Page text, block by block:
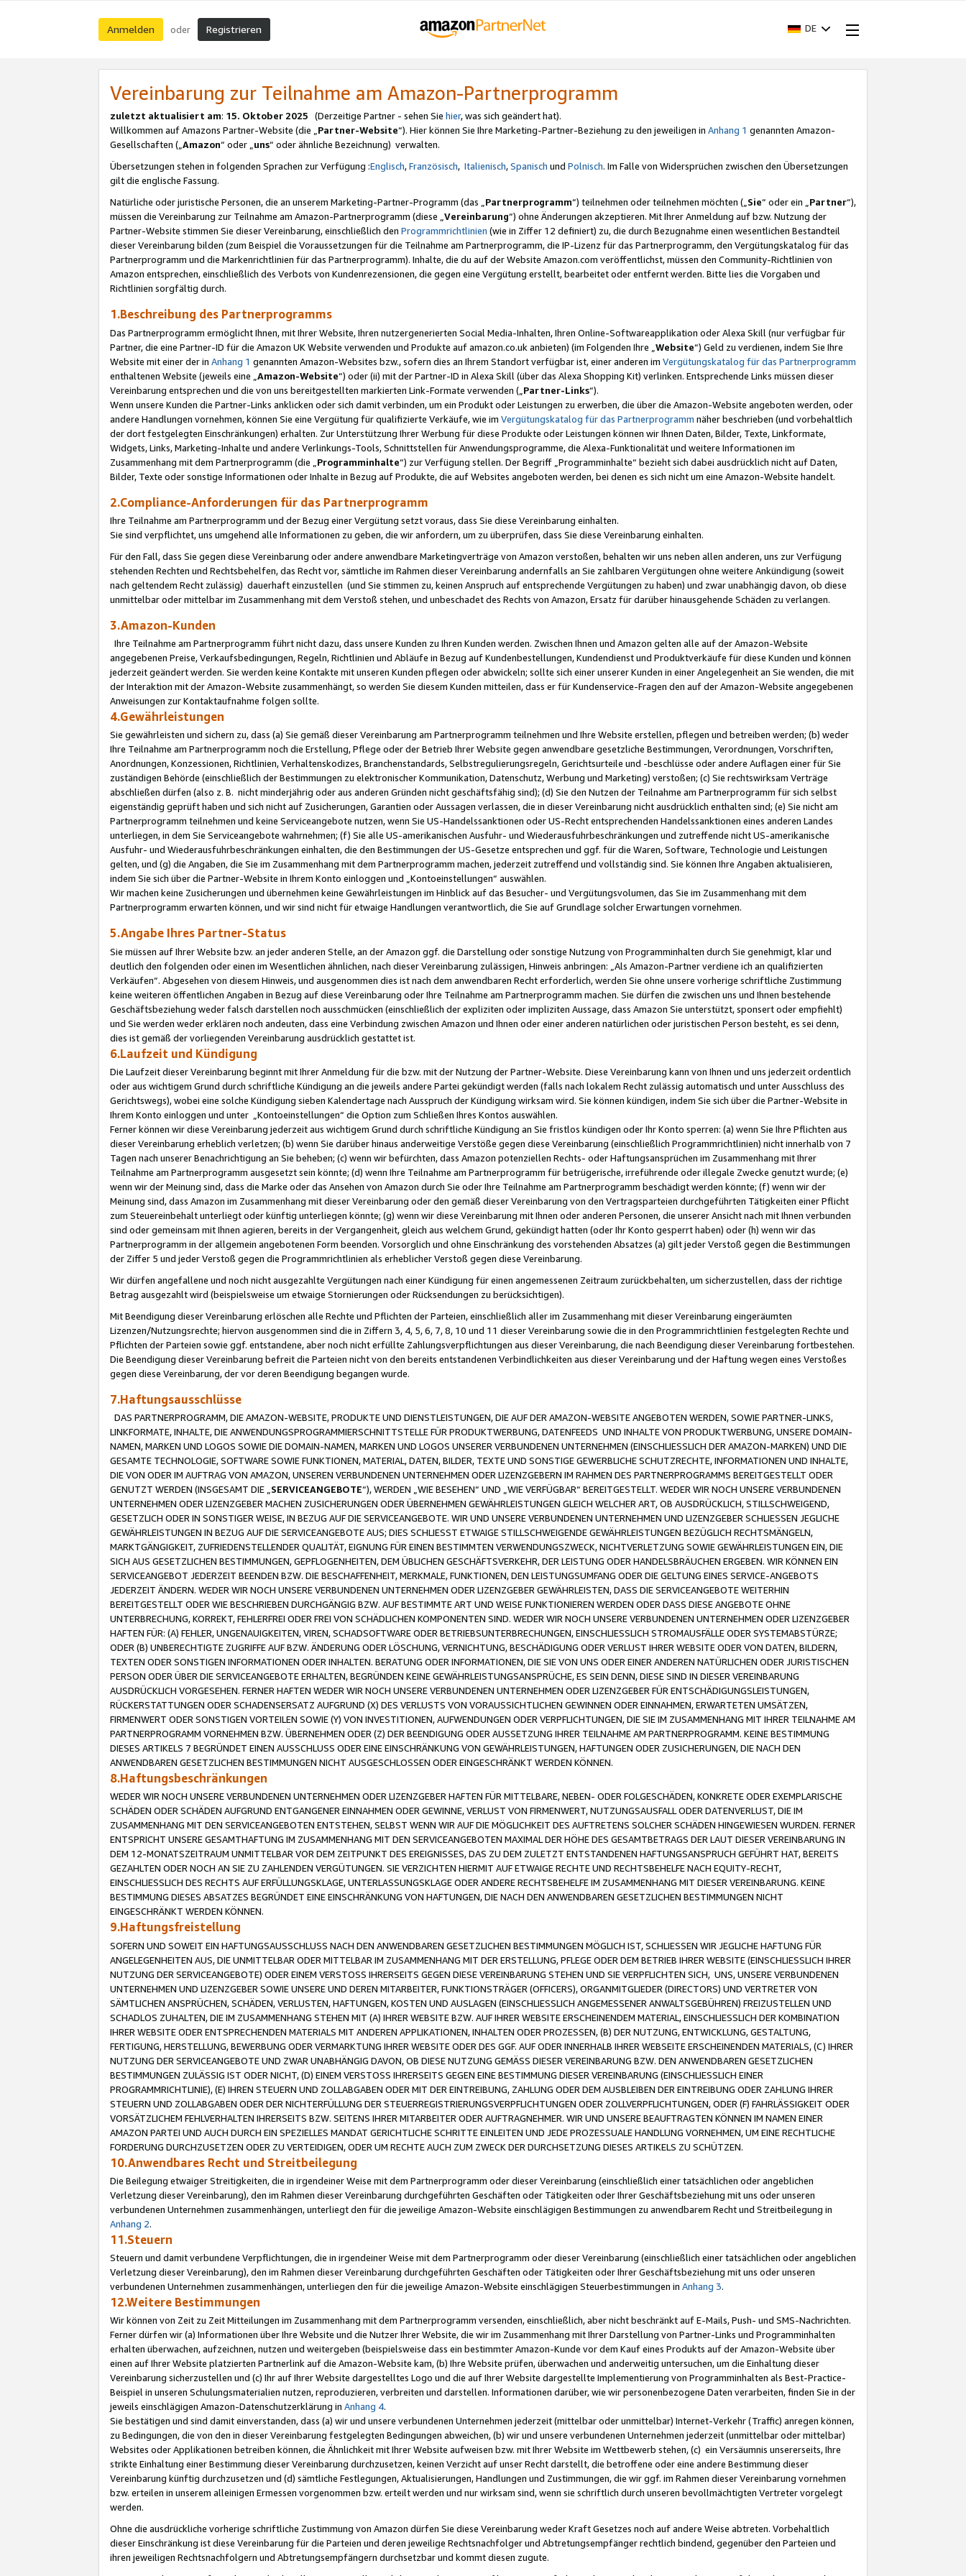
Anmelden oder Registrieren DE
Vereinbarung zur Teilnahme am Amazon-Partnerprogramm
zuletzt aktualisiert am: 15. Oktober 2025 (Derzeitige Partner - sehen Sie hier, was sich geändert hat).
Willkommen auf Amazons Partner-Website (die „Partner-Website“). Hier können Sie Ihre Marketing-Partner-Beziehung zu den jeweiligen in Anhang 1 genannten Amazon-
Gesellschaften („Amazon“ oder „uns“ oder ähnliche Bezeichnung) verwalten.
Übersetzungen stehen in folgenden Sprachen zur Verfügung :Englisch,Französisch, Italienisch,Spanisch und Polnisch. Im Falle von Widersprüchen zwischen den Übersetzungen
gilt die englische Fassung.
Natürliche oder juristische Personen, die an unserem Marketing-Partner-Programm (das „Partnerprogramm“) teilnehmen oder teilnehmen möchten („Sie“ oder ein „Partner“),
müssen die Vereinbarung zur Teilnahme am Amazon-Partnerprogramm (diese „Vereinbarung“) ohne Änderungen akzeptieren. Mit Ihrer Anmeldung auf bzw. Nutzung der
Partner-Website stimmen Sie dieser Vereinbarung, einschließlich den Programmrichtlinien (wie in Ziffer 12 definiert) zu, die durch Bezugnahme einen wesentlichen Bestandteil
dieser Vereinbarung bilden (zum Beispiel die Voraussetzungen für die Teilnahme am Partnerprogramm, die IP-Lizenz für das Partnerprogramm, den Vergütungskatalog für das
Partnerprogramm und die Markenrichtlinien für das Partnerprogramm). Inhalte, die du auf der Website Amazon.com veröffentlichst, müssen den Community-Richtlinien von
Amazon entsprechen, einschließlich des Verbots von Kundenrezensionen, die gegen eine Vergütung erstellt, bearbeitet oder entfernt werden. Bitte lies die Vorgaben und
Richtlinien sorgfältig durch.
1.Beschreibung des Partnerprogramms
Das Partnerprogramm ermöglicht Ihnen, mit Ihrer Website, Ihren nutzergenerierten Social Media-Inhalten, Ihren Online-Softwareapplikation oder Alexa Skill (nur verfügbar für
Partner, die eine Partner-ID für die Amazon UK Website verwenden und Produkte auf amazon.co.uk anbieten) (im Folgenden Ihre „ Website“) Geld zu verdienen, indem Sie Ihre
Website mit einer der in Anhang 1 genannten Amazon-Websites bzw., sofern dies an Ihrem Standort verfügbar ist, einer anderen im Vergütungskatalog für das Partnerprogramm
enthaltenen Website (jeweils eine „ Amazon-Website“) oder (ii) mit der Partner-ID in Alexa Skill (über das Alexa Shopping Kit) verlinken. Entsprechende Links müssen dieser
Vereinbarung entsprechen und die von uns bereitgestellten markierten Link-Formate verwenden („ Partner-Links“).
Wenn unsere Kunden die Partner-Links anklicken oder sich damit verbinden, um ein Produkt oder Leistungen zu erwerben, die über die Amazon-Website angeboten werden, oder
andere Handlungen vornehmen, können Sie eine Vergütung für qualifizierte Verkäufe, wie im Vergütungskatalog für das Partnerprogramm näher beschrieben (und vorbehaltlich
der dort festgelegten Einschränkungen) erhalten. Zur Unterstützung Ihrer Werbung für diese Produkte oder Leistungen können wir Ihnen Daten, Bilder, Texte, Linkformate,
Widgets, Links, Marketing-Inhalte und andere Verlinkungs-Tools, Schnittstellen für Anwendungsprogramme, die Alexa-Funktionalität und weitere Informationen im
Zusammenhang mit dem Partnerprogramm (die „ Programminhalte“) zur Verfügung stellen. Der Begriff „Programminhalte“ bezieht sich dabei ausdrücklich nicht auf Daten,
Bilder, Texte oder sonstige Informationen oder Inhalte in Bezug auf Produkte, die auf Websites angeboten werden, bei denen es sich nicht um eine Amazon-Website handelt.
2.Compliance-Anforderungen für das Partnerprogramm
Ihre Teilnahme am Partnerprogramm und der Bezug einer Vergütung setzt voraus, dass Sie diese Vereinbarung einhalten.
Sie sind verpflichtet, uns umgehend alle Informationen zu geben, die wir anfordern, um zu überprüfen, dass Sie diese Vereinbarung einhalten.
Für den Fall, dass Sie gegen diese Vereinbarung oder andere anwendbare Marketingverträge von Amazon verstoßen, behalten wir uns neben allen anderen, uns zur Verfügung
stehenden Rechten und Rechtsbehelfen, das Recht vor, sämtliche im Rahmen dieser Vereinbarung andernfalls an Sie zahlbaren Vergütungen ohne weitere Ankündigung (soweit
nach geltendem Recht zulässig) dauerhaft einzustellen (und Sie stimmen zu, keinen Anspruch auf entsprechende Vergütungen zu haben) und zwar unabhängig davon, ob diese
unmittelbar oder mittelbar im Zusammenhang mit dem Verstoß stehen, und unbeschadet des Rechts von Amazon, Ersatz für darüber hinausgehende Schäden zu verlangen.
3.Amazon-Kunden
Ihre Teilnahme am Partnerprogramm führt nicht dazu, dass unsere Kunden zu Ihren Kunden werden. Zwischen Ihnen und Amazon gelten alle auf der Amazon-Website
angegebenen Preise, Verkaufsbedingungen, Regeln, Richtlinien und Abläufe in Bezug auf Kundenbestellungen, Kundendienst und Produktverkäufe für diese Kunden und können
jederzeit geändert werden. Sie werden keine Kontakte mit unseren Kunden pflegen oder abwickeln; sollte sich einer unserer Kunden in einer Angelegenheit an Sie wenden, die mit
der Interaktion mit der Amazon-Website zusammenhängt, so werden Sie diesem Kunden mitteilen, dass er für Kundenservice-Fragen den auf der Amazon-Website angegebenen
Anweisungen zur Kontaktaufnahme folgen sollte.
4.Gewährleistungen
Sie gewährleisten und sichern zu, dass (a) Sie gemäß dieser Vereinbarung am Partnerprogramm teilnehmen und Ihre Website erstellen, pflegen und betreiben werden; (b) weder
Ihre Teilnahme am Partnerprogramm noch die Erstellung, Pflege oder der Betrieb Ihrer Website gegen anwendbare gesetzliche Bestimmungen, Verordnungen, Vorschriften,
Anordnungen, Konzessionen, Richtlinien, Verhaltenskodizes, Branchenstandards, Selbstregulierungsregeln, Gerichtsurteile und -beschlüsse oder andere Auflagen einer für Sie
zuständigen Behörde (einschließlich der Bestimmungen zu elektronischer Kommunikation, Datenschutz, Werbung und Marketing) verstoßen; (c) Sie rechtswirksam Verträge
abschließen dürfen (also z. B. nicht minderjährig oder aus anderen Gründen nicht geschäftsfähig sind); (d) Sie den Nutzen der Teilnahme am Partnerprogramm für sich selbst
eigenständig geprüft haben und sich nicht auf Zusicherungen, Garantien oder Aussagen verlassen, die in dieser Vereinbarung nicht ausdrücklich enthalten sind; (e) Sie nicht am
Partnerprogramm teilnehmen und keine Serviceangebote nutzen, wenn Sie US-Handelssanktionen oder US-Recht entsprechenden Handelssanktionen eines anderen Landes
unterliegen, in dem Sie Serviceangebote wahrnehmen; (f) Sie alle US-amerikanischen Ausfuhr- und Wiederausfuhrbeschränkungen und zutreffende nicht US-amerikanische
Ausfuhr- und Wiederausfuhrbeschränkungen einhalten, die den Bestimmungen der US-Gesetze entsprechen und ggf. für die Waren, Software, Technologie und Leistungen
gelten, und (g) die Angaben, die Sie im Zusammenhang mit dem Partnerprogramm machen, jederzeit zutreffend und vollständig sind. Sie können Ihre Angaben aktualisieren,
indem Sie sich über die Partner-Website in Ihrem Konto einloggen und „Kontoeinstellungen“ auswählen.
Wir machen keine Zusicherungen und übernehmen keine Gewährleistungen im Hinblick auf das Besucher- und Vergütungsvolumen, das Sie im Zusammenhang mit dem
Partnerprogramm erwarten können, und wir sind nicht für etwaige Handlungen verantwortlich, die Sie auf Grundlage solcher Erwartungen vornehmen.
5.Angabe Ihres Partner-Status
Sie müssen auf Ihrer Website bzw. an jeder anderen Stelle, an der Amazon ggf. die Darstellung oder sonstige Nutzung von Programminhalten durch Sie genehmigt, klar und
deutlich den folgenden oder einen im Wesentlichen ähnlichen, nach dieser Vereinbarung zulässigen, Hinweis anbringen: „Als Amazon-Partner verdiene ich an qualifizierten
Verkäufen“. Abgesehen von diesem Hinweis, und ausgenommen dies ist nach dem anwendbaren Recht erforderlich, werden Sie ohne unsere vorherige schriftliche Zustimmung
keine weiteren öffentlichen Angaben in Bezug auf diese Vereinbarung oder Ihre Teilnahme am Partnerprogramm machen. Sie dürfen die zwischen uns und Ihnen bestehende
Geschäftsbeziehung weder falsch darstellen noch ausschmücken (einschließlich der expliziten oder impliziten Aussage, dass Amazon Sie unterstützt, sponsert oder empfiehlt)
und Sie werden weder erklären noch andeuten, dass eine Verbindung zwischen Amazon und Ihnen oder einer anderen natürlichen oder juristischen Person besteht, es sei denn,
dies ist gemäß der vorliegenden Vereinbarung ausdrücklich gestattet ist.
6.Laufzeit und Kündigung
Die Laufzeit dieser Vereinbarung beginnt mit Ihrer Anmeldung für die bzw. mit der Nutzung der Partner-Website. Diese Vereinbarung kann von Ihnen und uns jederzeit ordentlich
oder aus wichtigem Grund durch schriftliche Kündigung an die jeweils andere Partei gekündigt werden (falls nach lokalem Recht zulässig automatisch und unter Ausschluss des
Gerichtswegs), wobei eine solche Kündigung sieben Kalendertage nach Ausspruch der Kündigung wirksam wird. Sie können kündigen, indem Sie sich über die Partner-Website in
Ihrem Konto einloggen und unter „Kontoeinstellungen“ die Option zum Schließen Ihres Kontos auswählen.
Ferner können wir diese Vereinbarung jederzeit aus wichtigem Grund durch schriftliche Kündigung an Sie fristlos kündigen oder Ihr Konto sperren: (a) wenn Sie Ihre Pflichten aus
dieser Vereinbarung erheblich verletzen; (b) wenn Sie darüber hinaus anderweitige Verstöße gegen diese Vereinbarung (einschließlich Programmrichtlinien) nicht innerhalb von 7
Tagen nach unserer Benachrichtigung an Sie beheben; (c) wenn wir befürchten, dass Amazon potenziellen Rechts- oder Haftungsansprüchen im Zusammenhang mit Ihrer
Teilnahme am Partnerprogramm ausgesetzt sein könnte; (d) wenn Ihre Teilnahme am Partnerprogramm für betrügerische, irreführende oder illegale Zwecke genutzt wurde; (e)
wenn wir der Meinung sind, dass die Marke oder das Ansehen von Amazon durch Sie oder Ihre Teilnahme am Partnerprogramm beschädigt werden könnte; (f) wenn wir der
Meinung sind, dass Amazon im Zusammenhang mit dieser Vereinbarung oder den gemäß dieser Vereinbarung von den Vertragsparteien durchgeführten Tätigkeiten einer Pflicht
zum Steuereinbehalt unterliegt oder künftig unterliegen könnte; (g) wenn wir diese Vereinbarung mit Ihnen oder anderen Personen, die unserer Ansicht nach mit Ihnen verbunden
sind oder gemeinsam mit Ihnen agieren, bereits in der Vergangenheit, gleich aus welchem Grund, gekündigt hatten (oder Ihr Konto gesperrt haben) oder (h) wenn wir das
Partnerprogramm in der allgemein angebotenen Form beenden. Vorsorglich und ohne Einschränkung des vorstehenden Absatzes (a) gilt jeder Verstoß gegen die Bestimmungen
der Ziffer 5 und jeder Verstoß gegen die Programmrichtlinien als erheblicher Verstoß gegen diese Vereinbarung.
Wir dürfen angefallene und noch nicht ausgezahlte Vergütungen nach einer Kündigung für einen angemessenen Zeitraum zurückbehalten, um sicherzustellen, dass der richtige
Betrag ausgezahlt wird (beispielsweise um etwaige Stornierungen oder Rücksendungen zu berücksichtigen).
Mit Beendigung dieser Vereinbarung erlöschen alle Rechte und Pflichten der Parteien, einschließlich aller im Zusammenhang mit dieser Vereinbarung eingeräumten
Lizenzen/Nutzungsrechte; hiervon ausgenommen sind die in Ziffern 3, 4, 5, 6, 7, 8, 10 und 11 dieser Vereinbarung sowie die in den Programmrichtlinien festgelegten Rechte und
Pflichten der Parteien sowie ggf. entstandene, aber noch nicht erfüllte Zahlungsverpflichtungen aus dieser Vereinbarung, die nach Beendigung dieser Vereinbarung fortbestehen.
Die Beendigung dieser Vereinbarung befreit die Parteien nicht von den bereits entstandenen Verbindlichkeiten aus dieser Vereinbarung und der Haftung wegen eines Verstoßes
gegen diese Vereinbarung, der vor deren Beendigung begangen wurde.
7.Haftungsausschlüsse
DAS PARTNERPROGRAMM, DIE AMAZON-WEBSITE, PRODUKTE UND DIENSTLEISTUNGEN, DIE AUF DER AMAZON-WEBSITE ANGEBOTEN WERDEN, SOWIE PARTNER-LINKS,
LINKFORMATE, INHALTE, DIE ANWENDUNGSPROGRAMMIERSCHNITTSTELLE FÜR PRODUKTWERBUNG, DATENFEEDS UND INHALTE VON PRODUKTWERBUNG, UNSERE DOMAIN-
NAMEN, MARKEN UND LOGOS SOWIE DIE DOMAIN-NAMEN, MARKEN UND LOGOS UNSERER VERBUNDENEN UNTERNEHMEN (EINSCHLIESSLICH DER AMAZON-MARKEN) UND DIE
GESAMTE TECHNOLOGIE, SOFTWARE SOWIE FUNKTIONEN, MATERIAL, DATEN, BILDER, TEXTE UND SONSTIGE GEWERBLICHE SCHUTZRECHTE, INFORMATIONEN UND INHALTE,
DIE VON ODER IM AUFTRAG VON AMAZON, UNSEREN VERBUNDENEN UNTERNEHMEN ODER LIZENZGEBERN IM RAHMEN DES PARTNERPROGRAMMS BEREITGESTELLT ODER
GENUTZT WERDEN (INSGESAMT DIE „ SERVICEANGEBOTE“), WERDEN „WIE BESEHEN“ UND „WIE VERFÜGBAR“ BEREITGESTELLT. WEDER WIR NOCH UNSERE VERBUNDENEN
UNTERNEHMEN ODER LIZENZGEBER MACHEN ZUSICHERUNGEN ODER ÜBERNEHMEN GEWÄHRLEISTUNGEN GLEICH WELCHER ART, OB AUSDRÜCKLICH, STILLSCHWEIGEND,
GESETZLICH ODER IN SONSTIGER WEISE, IN BEZUG AUF DIE SERVICEANGEBOTE. WIR UND UNSERE VERBUNDENEN UNTERNEHMEN UND LIZENZGEBER SCHLIESSEN JEGLICHE
GEWÄHRLEISTUNGEN IN BEZUG AUF DIE SERVICEANGEBOTE AUS; DIES SCHLIESST ETWAIGE STILLSCHWEIGENDE GEWÄHRLEISTUNGEN BEZÜGLICH RECHTSMÄNGELN,
MARKTGÄNGIGKEIT, ZUFRIEDENSTELLENDER QUALITÄT, EIGNUNG FÜR EINEN BESTIMMTEN VERWENDUNGSZWECK, NICHTVERLETZUNG SOWIE GEWÄHRLEISTUNGEN EIN, DIE
SICH AUS GESETZLICHEN BESTIMMUNGEN, GEPFLOGENHEITEN, DEM ÜBLICHEN GESCHÄFTSVERKEHR, DER LEISTUNG ODER HANDELSBRÄUCHEN ERGEBEN. WIR KÖNNEN EIN
SERVICEANGEBOT JEDERZEIT BEENDEN BZW. DIE BESCHAFFENHEIT, MERKMALE, FUNKTIONEN, DEN LEISTUNGSUMFANG ODER DIE GELTUNG EINES SERVICE-ANGEBOTS
JEDERZEIT ÄNDERN. WEDER WIR NOCH UNSERE VERBUNDENEN UNTERNEHMEN ODER LIZENZGEBER GEWÄHRLEISTEN, DASS DIE SERVICEANGEBOTE WEITERHIN
BEREITGESTELLT ODER WIE BESCHRIEBEN DURCHGÄNGIG BZW. AUF BESTIMMTE ART UND WEISE FUNKTIONIEREN WERDEN ODER DASS DIESE ANGEBOTE OHNE
UNTERBRECHUNG, KORREKT, FEHLERFREI ODER FREI VON SCHÄDLICHEN KOMPONENTEN SIND. WEDER WIR NOCH UNSERE VERBUNDENEN UNTERNEHMEN ODER LIZENZGEBER
HAFTEN FÜR: (A) FEHLER, UNGENAUIGKEITEN, VIREN, SCHADSOFTWARE ODER BETRIEBSUNTERBRECHUNGEN, EINSCHLIESSLICH STROMAUSFÄLLE ODER SYSTEMABSTÜRZE;
ODER (B) UNBERECHTIGTE ZUGRIFFE AUF BZW. ÄNDERUNG ODER LÖSCHUNG, VERNICHTUNG, BESCHÄDIGUNG ODER VERLUST IHRER WEBSITE ODER VON DATEN, BILDERN,
TEXTEN ODER SONSTIGEN INFORMATIONEN ODER INHALTEN. BERATUNG ODER INFORMATIONEN, DIE SIE VON UNS ODER EINER ANDEREN NATÜRLICHEN ODER JURISTISCHEN
PERSON ODER ÜBER DIE SERVICEANGEBOTE ERHALTEN, BEGRÜNDEN KEINE GEWÄHRLEISTUNGSANSPRÜCHE, ES SEIN DENN, DIESE SIND IN DIESER VEREINBARUNG
AUSDRÜCKLICH VORGESEHEN. FERNER HAFTEN WEDER WIR NOCH UNSERE VERBUNDENEN UNTERNEHMEN ODER LIZENZGEBER FÜR ENTSCHÄDIGUNGSLEISTUNGEN,
RÜCKERSTATTUNGEN ODER SCHADENSERSATZ AUFGRUND (X) DES VERLUSTS VON VORAUSSICHTLICHEN GEWINNEN ODER EINNAHMEN, ERWARTETEN UMSÄTZEN,
FIRMENWERT ODER SONSTIGEN VORTEILEN SOWIE (Y) VON INVESTITIONEN, AUFWENDUNGEN ODER VERPFLICHTUNGEN, DIE SIE IM ZUSAMMENHANG MIT IHRER TEILNAHME AM
PARTNERPROGRAMM VORNEHMEN BZW. ÜBERNEHMEN ODER (Z) DER BEENDIGUNG ODER AUSSETZUNG IHRER TEILNAHME AM PARTNERPROGRAMM. KEINE BESTIMMUNG
DIESES ARTIKELS 7 BEGRÜNDET EINEN AUSSCHLUSS ODER EINE EINSCHRÄNKUNG VON GEWÄHRLEISTUNGEN, HAFTUNGEN ODER ZUSICHERUNGEN, DIE NACH DEN
ANWENDBAREN GESETZLICHEN BESTIMMUNGEN NICHT AUSGESCHLOSSEN ODER EINGESCHRÄNKT WERDEN KÖNNEN.
8.Haftungsbeschränkungen
WEDER WIR NOCH UNSERE VERBUNDENEN UNTERNEHMEN ODER LIZENZGEBER HAFTEN FÜR MITTELBARE, NEBEN- ODER FOLGESCHÄDEN, KONKRETE ODER EXEMPLARISCHE
SCHÄDEN ODER SCHÄDEN AUFGRUND ENTGANGENER EINNAHMEN ODER GEWINNE, VERLUST VON FIRMENWERT, NUTZUNGSAUSFALL ODER DATENVERLUST, DIE IM
ZUSAMMENHANG MIT DEN SERVICEANGEBOTEN ENTSTEHEN, SELBST WENN WIR AUF DIE MÖGLICHKEIT DES AUFTRETENS SOLCHER SCHÄDEN HINGEWIESEN WURDEN. FERNER
ENTSPRICHT UNSERE GESAMTHAFTUNG IM ZUSAMMENHANG MIT DEN SERVICEANGEBOTEN MAXIMAL DER HÖHE DES GESAMTBETRAGS DER LAUT DIESER VEREINBARUNG IN
DEM 12-MONATSZEITRAUM UNMITTELBAR VOR DEM ZEITPUNKT DES EREIGNISSES, DAS ZU DEM ZULETZT ENTSTANDENEN HAFTUNGSANSPRUCH GEFÜHRT HAT, BEREITS
GEZAHLTEN ODER NOCH AN SIE ZU ZAHLENDEN VERGÜTUNGEN. SIE VERZICHTEN HIERMIT AUF ETWAIGE RECHTE UND RECHTSBEHELFE NACH EQUITY-RECHT,
EINSCHLIESSLICH DES RECHTS AUF ERFÜLLUNGSKLAGE, UNTERLASSUNGSKLAGE ODER ANDERE RECHTSBEHELFE IM ZUSAMMENHANG MIT DIESER VEREINBARUNG. KEINE
BESTIMMUNG DIESES ABSATZES BEGRÜNDET EINE EINSCHRÄNKUNG VON HAFTUNGEN, DIE NACH DEN ANWENDBAREN GESETZLICHEN BESTIMMUNGEN NICHT
EINGESCHRÄNKT WERDEN KÖNNEN.
9.Haftungsfreistellung
SOFERN UND SOWEIT EIN HAFTUNGSAUSSCHLUSS NACH DEN ANWENDBAREN GESETZLICHEN BESTIMMUNGEN MÖGLICH IST, SCHLIESSEN WIR JEGLICHE HAFTUNG FÜR
ANGELEGENHEITEN AUS, DIE UNMITTELBAR ODER MITTELBAR IM ZUSAMMENHANG MIT DER ERSTELLUNG, PFLEGE ODER DEM BETRIEB IHRER WEBSITE (EINSCHLIESSLICH IHRER
NUTZUNG DER SERVICEANGEBOTE) ODER EINEM VERSTOSS IHRERSEITS GEGEN DIESE VEREINBARUNG STEHEN UND SIE VERPFLICHTEN SICH, UNS, UNSERE VERBUNDENEN
UNTERNEHMEN UND LIZENZGEBER SOWIE UNSERE UND DEREN MITARBEITER, FUNKTIONSTRÄGER (OFFICERS), ORGANMITGLIEDER (DIRECTORS) UND VERTRETER VON
SÄMTLICHEN ANSPRÜCHEN, SCHÄDEN, VERLUSTEN, HAFTUNGEN, KOSTEN UND AUSLAGEN (EINSCHLIESSLICH ANGEMESSENER ANWALTSGEBÜHREN) FREIZUSTELLEN UND
SCHADLOS ZUHALTEN, DIE IM ZUSAMMENHANG STEHEN MIT (A) IHRER WEBSITE BZW. AUF IHRER WEBSITE ERSCHEINENDEM MATERIAL, EINSCHLIESSLICH DER KOMBINATION
IHRER WEBSITE ODER ENTSPRECHENDEN MATERIALS MIT ANDEREN APPLIKATIONEN, INHALTEN ODER PROZESSEN, (B) DER NUTZUNG, ENTWICKLUNG, GESTALTUNG,
FERTIGUNG, HERSTELLUNG, BEWERBUNG ODER VERMARKTUNG IHRER WEBSITE ODER DES GGF. AUF ODER INNERHALB IHRER WEBSEITE ERSCHEINENDEN MATERIALS, (C) IHRER
NUTZUNG DER SERVICEANGEBOTE UND ZWAR UNABHÄNGIG DAVON, OB DIESE NUTZUNG GEMÄSS DIESER VEREINBARUNG BZW. DEN ANWENDBAREN GESETZLICHEN
BESTIMMUNGEN ZULÄSSIG IST ODER NICHT, (D) EINEM VERSTOSS IHRERSEITS GEGEN EINE BESTIMMUNG DIESER VEREINBARUNG (EINSCHLIESSLICH EINER
PROGRAMMRICHTLINIE), (E) IHREN STEUERN UND ZOLLABGABEN ODER MIT DER EINTREIBUNG, ZAHLUNG ODER DEM AUSBLEIBEN DER EINTREIBUNG ODER ZAHLUNG IHRER
STEUERN UND ZOLLABGABEN ODER DER NICHTERFÜLLUNG DER STEUERREGISTRIERUNGSVERPFLICHTUNGEN ODER ZOLLVERPFLICHTUNGEN, ODER (F) FAHRLÄSSIGKEIT ODER
VORSÄTZLICHEM FEHLVERHALTEN IHRERSEITS BZW. SEITENS IHRER MITARBEITER ODER AUFTRAGNEHMER. WIR UND UNSERE BEAUFTRAGTEN KÖNNEN IM NAMEN EINER
AMAZON PARTEI UND AUCH DURCH EIN SPEZIELLES MANDAT GERICHTLICHE SCHRITTE EINLEITEN UND JEDE PROZESSUALE HANDLUNG VORNEHMEN, UM EINE RECHTLICHE
FORDERUNG DURCHZUSETZEN ODER ZU VERTEIDIGEN, ODER UM RECHTE AUCH ZUM ZWECK DER DURCHSETZUNG DIESES ARTIKELS ZU SCHÜTZEN.
10.Anwendbares Recht und Streitbeilegung
Die Beilegung etwaiger Streitigkeiten, die in irgendeiner Weise mit dem Partnerprogramm oder dieser Vereinbarung (einschließlich einer tatsächlichen oder angeblichen
Verletzung dieser Vereinbarung), den im Rahmen dieser Vereinbarung durchgeführten Geschäften oder Tätigkeiten oder Ihrer Geschäftsbeziehung mit uns oder unseren
verbundenen Unternehmen zusammenhängen, unterliegt den für die jeweilige Amazon-Website einschlägigen Bestimmungen zu anwendbarem Recht und Streitbeilegung in
Anhang 2.
11.Steuern
Steuern und damit verbundene Verpflichtungen, die in irgendeiner Weise mit dem Partnerprogramm oder dieser Vereinbarung (einschließlich einer tatsächlichen oder angeblichen
Verletzung dieser Vereinbarung), den im Rahmen dieser Vereinbarung durchgeführten Geschäften oder Tätigkeiten oder Ihrer Geschäftsbeziehung mit uns oder unseren
verbundenen Unternehmen zusammenhängen, unterliegen den für die jeweilige Amazon-Website einschlägigen Steuerbestimmungen in Anhang 3.
12.Weitere Bestimmungen
Wir können von Zeit zu Zeit Mitteilungen im Zusammenhang mit dem Partnerprogramm versenden, einschließlich, aber nicht beschränkt auf E-Mails, Push- und SMS-Nachrichten.
Ferner dürfen wir (a) Informationen über Ihre Website und die Nutzer Ihrer Website, die wir im Zusammenhang mit Ihrer Darstellung von Partner-Links und Programminhalten
erhalten überwachen, aufzeichnen, nutzen und weitergeben (beispielsweise dass ein bestimmter Amazon-Kunde vor dem Kauf eines Produkts auf der Amazon-Website über
einen auf Ihrer Website platzierten Partnerlink auf die Amazon-Website kam, (b) Ihre Website prüfen, überwachen und anderweitig untersuchen, um die Einhaltung dieser
Vereinbarung sicherzustellen und (c) Ihr auf Ihrer Website dargestelltes Logo und die auf Ihrer Website dargestellte Implementierung von Programminhalten als Best-Practice-
Beispiel in unseren Schulungsmaterialien nutzen, reproduzieren, verbreiten und darstellen. Informationen darüber, wie wir personenbezogene Daten verarbeiten, finden Sie in der
jeweils einschlägigen Amazon-Datenschutzerklärung in Anhang 4.
Sie bestätigen und sind damit einverstanden, dass (a) wir und unsere verbundenen Unternehmen jederzeit (mittelbar oder unmittelbar) Internet-Verkehr (Traffic) anregen können,
zu Bedingungen, die von den in dieser Vereinbarung festgelegten Bedingungen abweichen, (b) wir und unsere verbundenen Unternehmen jederzeit (unmittelbar oder mittelbar)
Websites oder Applikationen betreiben können, die Ähnlichkeit mit Ihrer Website aufweisen bzw. mit Ihrer Website im Wettbewerb stehen, (c) ein Versäumnis unsererseits, Ihre
strikte Einhaltung einer Bestimmung dieser Vereinbarung durchzusetzen, keinen Verzicht auf unser Recht darstellt, die betroffene oder eine andere Bestimmung dieser
Vereinbarung künftig durchzusetzen und (d) sämtliche Festlegungen, Aktualisierungen, Handlungen und Zustimmungen, die wir ggf. im Rahmen dieser Vereinbarung vornehmen
bzw. erteilen in unserem alleinigen Ermessen vorgenommen bzw. erteilt werden und nur wirksam sind, wenn sie schriftlich durch unseren bevollmächtigten Vertreter vorgelegt
werden.
Ohne die ausdrückliche vorherige schriftliche Zustimmung von Amazon dürfen Sie diese Vereinbarung weder Kraft Gesetzes noch auf andere Weise abtreten. Vorbehaltlich
dieser Einschränkung ist diese Vereinbarung für die Parteien und deren jeweilige Rechtsnachfolger und Abtretungsempfänger rechtlich bindend, gegenüber den Parteien und
ihren jeweiligen Rechtsnachfolgern und Abtretungsempfängern durchsetzbar und kommt diesen zugute.